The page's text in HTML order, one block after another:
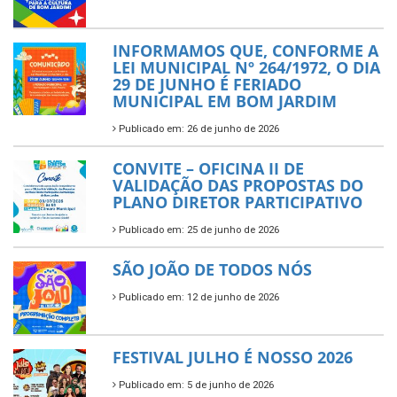
INFORMAMOS QUE, CONFORME A
LEI MUNICIPAL Nº 264/1972, O DIA
29 DE JUNHO É FERIADO
MUNICIPAL EM BOM JARDIM
Publicado em: 26 de junho de 2026
CONVITE – OFICINA II DE
VALIDAÇÃO DAS PROPOSTAS DO
PLANO DIRETOR PARTICIPATIVO
Publicado em: 25 de junho de 2026
SÃO JOÃO DE TODOS NÓS
Publicado em: 12 de junho de 2026
FESTIVAL JULHO É NOSSO 2026
Publicado em: 5 de junho de 2026